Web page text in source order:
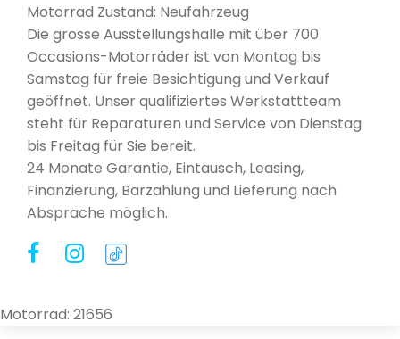
Motorrad Zustand: Neufahrzeug
Die grosse Ausstellungshalle mit über 700
Occasions-Motorräder ist von Montag bis
Samstag für freie Besichtigung und Verkauf
geöffnet. Unser qualifiziertes Werkstattteam
steht für Reparaturen und Service von Dienstag
bis Freitag für Sie bereit.
24 Monate Garantie, Eintausch, Leasing,
Finanzierung, Barzahlung und Lieferung nach
Absprache möglich.
Motorrad: 21656